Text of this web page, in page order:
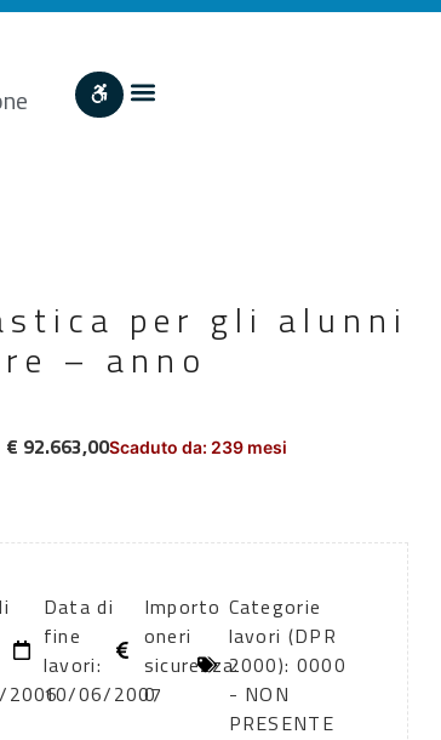
per gli alunni
– anno
€ 92.663,00Scaduto da: 239 mesi
Data di
fine
lavori:
10/06/2007
Importo
oneri
sicurezza:
0
Categorie
lavori (DPR
2000): 0000
- NON
PRESENTE